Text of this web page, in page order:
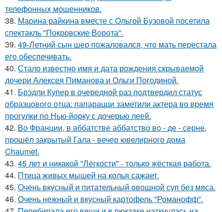
телeфонныx мошенников.
38. Марина райкина вместе с Ольгой Бузовой посетила
спектакль "Покровские Ворота".
39. 49-Летний сын шер пожаловался, что мать перестала
его обеспечивать.
40. Стало известно имя и дата рождения скрываемой
дочери Алексея Пиманова и Ольги Погодиной.
41. Брэдли Купер в очередной раз подтвердил статус
образцового отца: папарацци заметили актера во время
прогулки по Нью-йорку с дочерью леей.
42. Во Франции, в аббатстве аббатство во - де - серне,
прошёл закрытый Гала - вечер ювелирного дома
Chaumet.
43. 45 лет и никакой "Лёгкости" - только жёсткая работа.
44. Птица живых мышей на колья сажает.
45. Очень вкусный и питательный овощной суп без мяса.
46. Очень нежный и вкусный картофель "Романофф".